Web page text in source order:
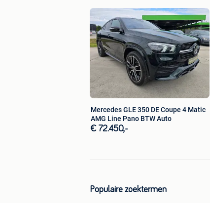
Mercedes GLE 350 DE Coupe 4 Matic
AMG Line Pano BTW Auto
€ 72.450,-
Populaire zoektermen